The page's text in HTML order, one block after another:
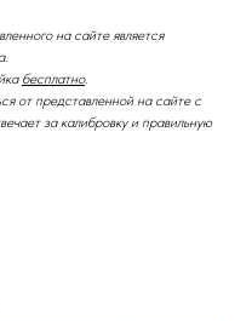
на сайте является
бесплатно.
от представленной на сайте с
за калибровку и правильную